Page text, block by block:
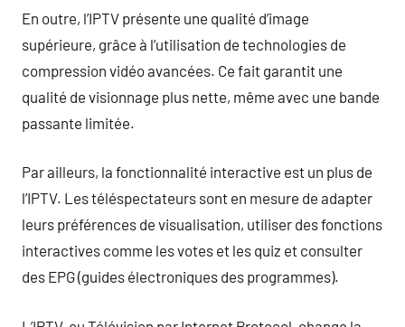
En outre, l’IPTV présente une qualité d’image
supérieure, grâce à l’utilisation de technologies de
compression vidéo avancées. Ce fait garantit une
qualité de visionnage plus nette, même avec une bande
passante limitée.
Par ailleurs, la fonctionnalité interactive est un plus de
l’IPTV. Les téléspectateurs sont en mesure de adapter
leurs préférences de visualisation, utiliser des fonctions
interactives comme les votes et les quiz et consulter
des EPG (guides électroniques des programmes).